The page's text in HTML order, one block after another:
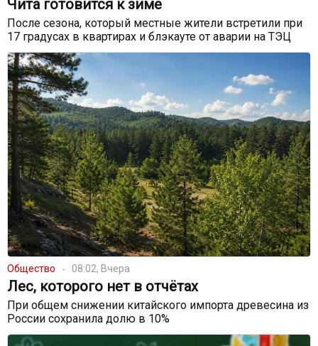
Чита готовится к зиме
После сезона, который местные жители встретили при
17 градусах в квартирах и блэкауте от аварии на ТЭЦ
Общество 08:02, Вчера
Лес, которого нет в отчётах
При общем снижении китайского импорта древесина из
России сохранила долю в 10%